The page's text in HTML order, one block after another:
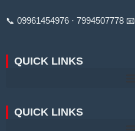
📞 09961454976 · 7994507778 📧
QUICK LINKS
QUICK LINKS